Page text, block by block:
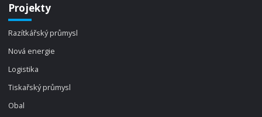
Projekty
Razítkářský průmysl
Nová energie
Logistika
Tiskařský průmysl
Obal